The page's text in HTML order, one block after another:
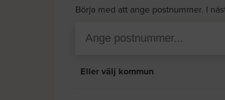
Börja med att ange postnummer. I
Eller välj kommun